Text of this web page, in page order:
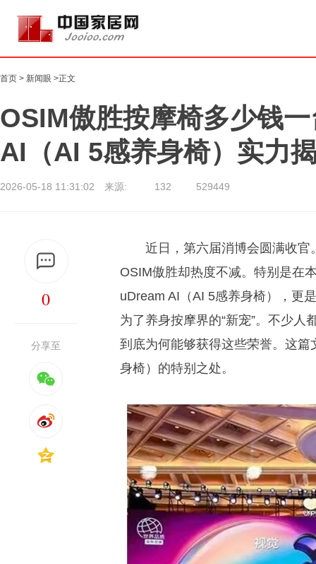
首页 > 新闻眼 >正文
OSIM傲胜按摩椅多少钱
AI（AI 5感养身椅）实力
2026-05-18 11:31:02 来源: 132 529449
0
分享至
近日，第六届消博会圆满收
OSIM傲胜却热度不减。特别是
uDream AI（AI 5感养身椅），更
为了养身按摩界的“新宠”。不少
到底为何能够获得这些荣誉。这
身椅）的特别之处。